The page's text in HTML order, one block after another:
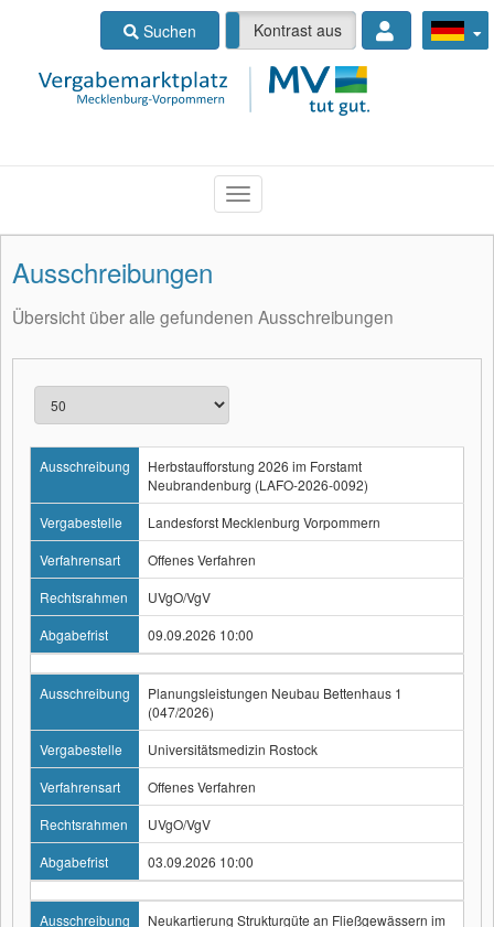
Suchen
Kontrast ein Kontrast aus
Ausschreibungen
Übersicht über alle gefundenen Ausschreibungen
Ausschreibung
Herbstaufforstung 2026 im Forstamt
Neubrandenburg (LAFO-2026-0092)
Vergabestelle
Landesforst Mecklenburg Vorpommern
Verfahrensart
Offenes Verfahren
Rechtsrahmen
UVgO/VgV
Abgabefrist
09.09.2026 10:00
Ausschreibung
Planungsleistungen Neubau Bettenhaus 1
(047/2026)
Vergabestelle
Universitätsmedizin Rostock
Verfahrensart
Offenes Verfahren
Rechtsrahmen
UVgO/VgV
Abgabefrist
03.09.2026 10:00
Ausschreibung
Neukartierung Strukturgüte an Fließgewässern im